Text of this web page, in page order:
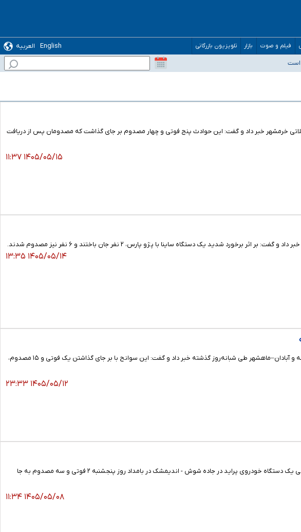
فیلم و صوت بازار تلویزیون بازرگانی English
العربیه
سوءاستفاده مجرمان از ترس رسوایی
خرمشهر خبر داد و گفت: این حوادث پنج فوتی و چهار مصدوم بر جای گذاشت که مصدومان پس از دریافت
۱۴۰۵/۰۵/۱۵ ۱۱:۳۷
شدید یک دستگاه ساینا با پژو پارس، ۲ نفر جان باختند و ۶ نفر نیز مصدوم شدند.
۱۴۰۵/۰۵/۱۴ ۱۳:۳۵
دبیر کمیته اربعین دانشگاه علوم پزشکی آبادان از وقوع سه حادثه رانندگی در محورهای شلمچه و آبادان–ماهشهر طی شبانه‌روز گذشته خبر داد و گفت: این سوانح با بر جای گذاشتن یک فوتی و ۱۵ مصدوم،
۱۴۰۵/۰۵/۱۲ ۲۳:۳۳
مدیر اورژانس پیش بیمارستانی و مدیریت حوادث دانشگاه علوم پزشکی اهواز گفت: واژگونی یک دستگاه خودروی پراید در جاده شوش - اندیمشک در بامداد روز پنجشنبه ۲ فوتی و سه مصدوم به جا
۱۴۰۵/۰۵/۰۸ ۱۱:۳۴